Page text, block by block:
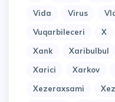
Vida
Virus
Vuqarbileceri
X
Xank
Xaribulbul
Xarici
Xarkov
Xezeraxsami